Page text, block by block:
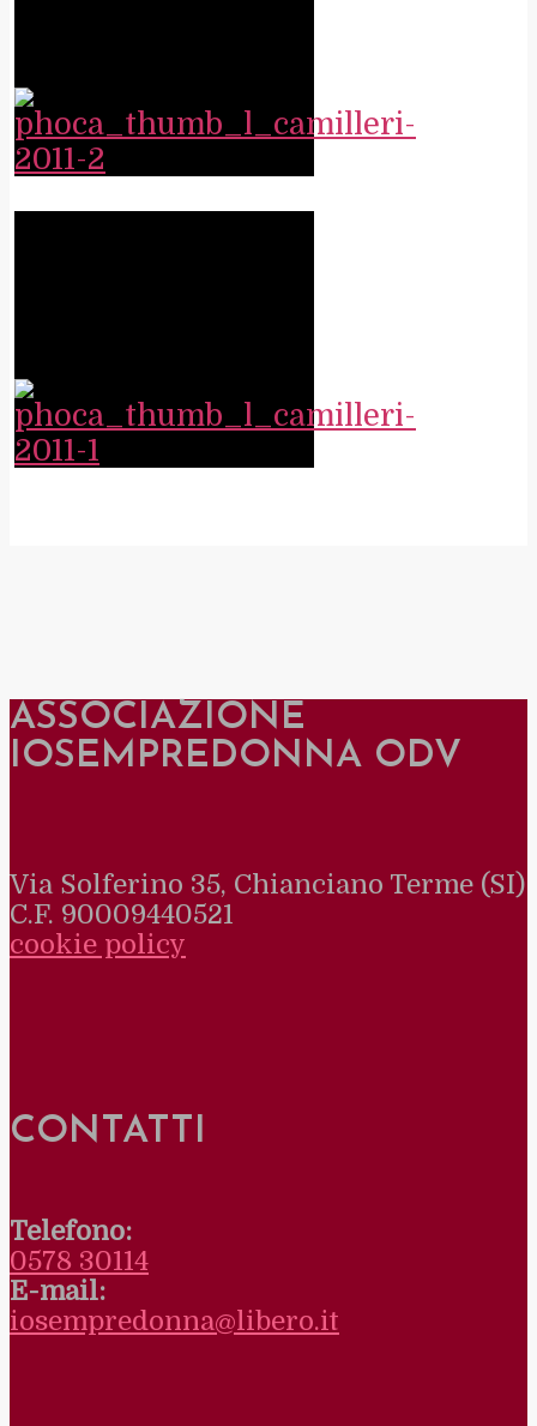
ASSOCIAZIONE
IOSEMPREDONNA ODV
Via Solferino 35, Chianciano Terme (SI)
C.F. 90009440521
cookie policy
CONTATTI
Telefono:
0578 30114
E-mail:
iosempredonna@libero.it